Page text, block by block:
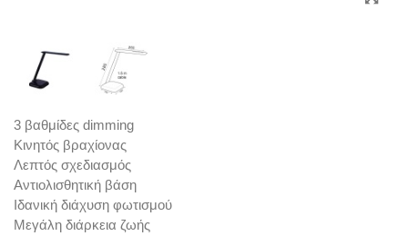
3 βαθμίδες dimming
Κινητός βραχίονας
Λεπτός σχεδιασμός
Αντιολισθητική βάση
Ιδανική διάχυση φωτισμού
Μεγάλη διάρκεια ζωής